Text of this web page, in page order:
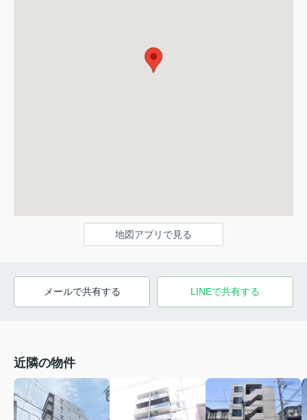
地図アプリで見る
メールで共有する LINEで共有する
近隣の物件